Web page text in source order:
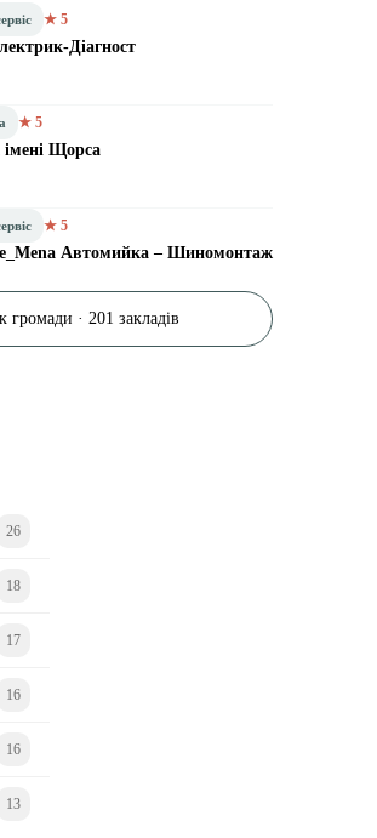
★ 5
Діагност
★ 5
Щорса
★ 5
Автомийка – Шиномонтаж
громади · 201 закладів
26
18
17
16
16
13